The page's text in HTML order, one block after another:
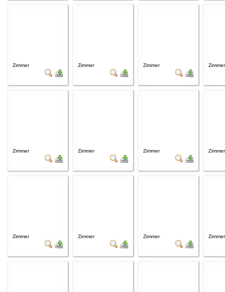
Zimmer Zimmer Zimmer Zimmer
Zimmer Zimmer Zimmer Zimmer
Zimmer Zimmer Zimmer Zimmer